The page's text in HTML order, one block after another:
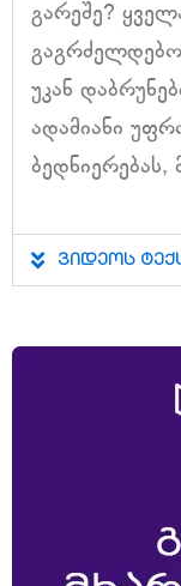
გარეშე?
უკან
ადამიანი
ვიდეოს